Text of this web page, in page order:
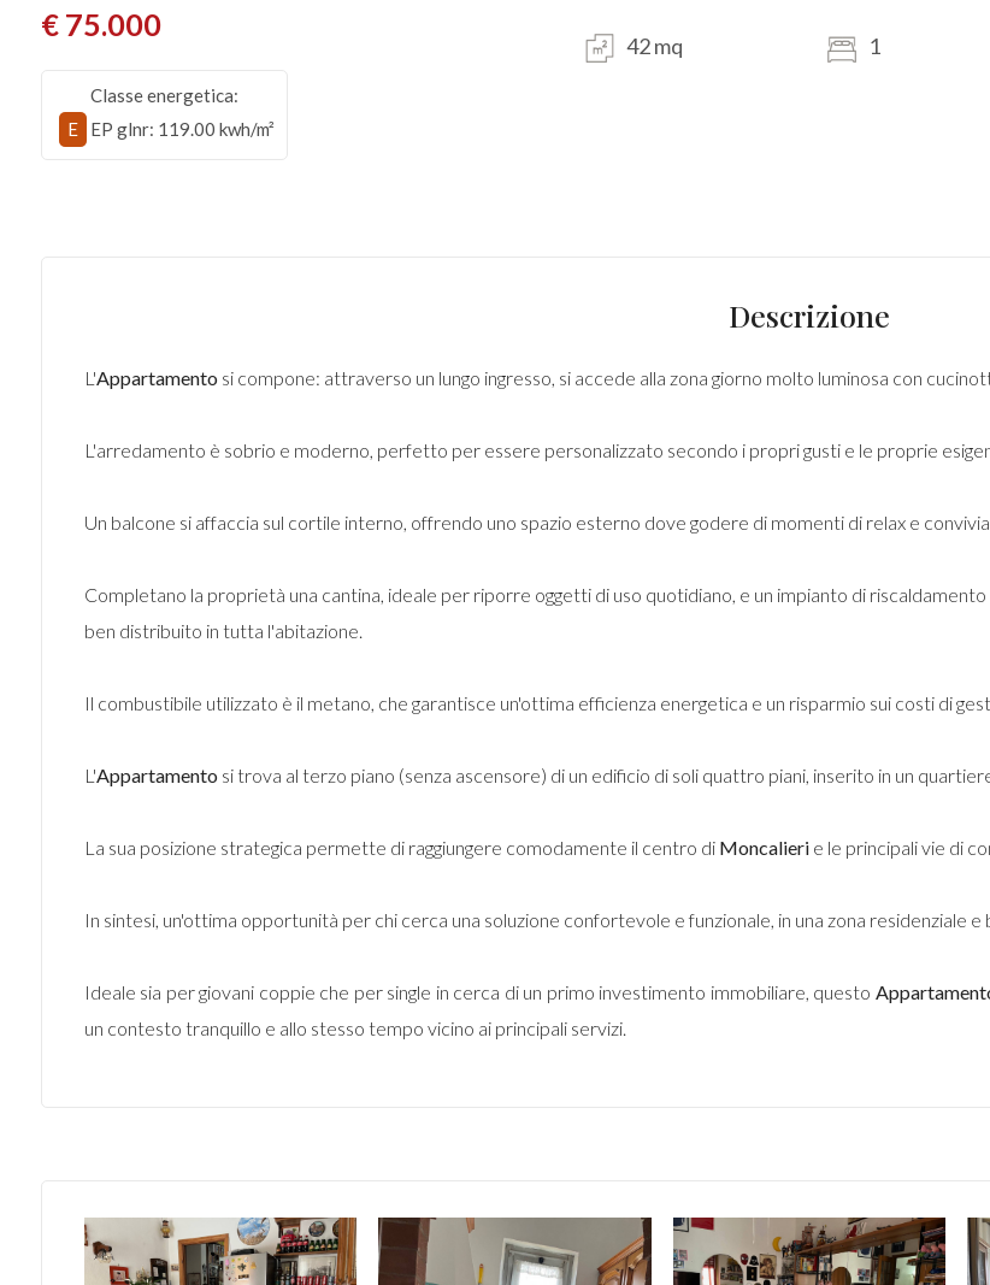
€ 75.000
Classe energetica:
E
EP glnr: 119.00 kwh/m²
42 mq 1
Descrizione
L'Appartamento si compone: attraverso un lungo ingresso, si accede alla zona giorno molto luminosa con
L'arredamento è sobrio e moderno, perfetto per essere personalizzato secondo i propri gusti e le proprie
Un balcone si affaccia sul cortile interno, offrendo uno spazio esterno dove godere di momenti di relax e
Completano la proprietà una cantina, ideale per riporre oggetti di uso quotidiano, e un impianto di
ben distribuito in tutta l'abitazione.
Il combustibile utilizzato è il metano, che garantisce un'ottima efficienza energetica e un risparmio sui costi di
L'Appartamento si trova al terzo piano (senza ascensore) di un edificio di soli quattro piani, inserito in un
La sua posizione strategica permette di raggiungere comodamente il centro di Moncalierie le principali vie di
In sintesi, un'ottima opportunità per chi cerca una soluzione confortevole e funzionale, in una zona residenziale e
Ideale sia per giovani coppie che per single in cerca di un primo investimento immobiliare, questo
un contesto tranquillo e allo stesso tempo vicino ai principali servizi.